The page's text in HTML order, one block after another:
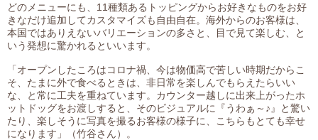
どのメニューにも、11種類あるトッピングからお好きなものをお好
きなだけ追加してカスタマイズも自由自在。海外からのお客様は、
本国ではありえないバリエーションの多さと、目で見て楽しむ、と
いう発想に驚かれるといいます。
「オープンしたころはコロナ禍、今は物価高で苦しい時期だからこ
そ、たまに外で食べるときは、非日常を楽しんでもらえたらいい
な、と常に工夫を重ねています。カウンター越しに出来上がったホ
ットドッグをお渡しすると、そのビジュアルに『うわぁ～♪』と驚い
たり、楽しそうに写真を撮るお客様の様子に、こちらもとても幸せ
になります」（竹谷さん）。